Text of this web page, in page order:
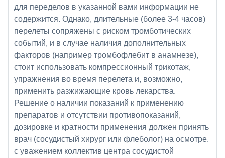
для переделов в указанной вами информации не
содержится. Однако, длительные (более 3-4 часов)
перелеты сопряжены с риском тромботических
событий, и в случае наличия дополнительных
факторов (например тромбофлебит в анамнезе),
стоит использовать компрессионный трикотаж,
упражнения во время перелета и, возможно,
применить разжижающие кровь лекарства.
Решение о наличии показаний к применению
препаратов и отсутствии противопоказаний,
дозировке и кратности применения должен принять
врач (сосудистый хирург или флеболог) на осмотре.
с уважением коллектив центра сосудистой